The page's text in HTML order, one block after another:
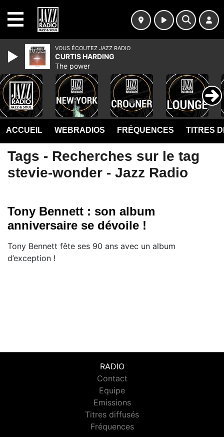
ACCUEIL WEBRADIOS FRÉQUENCES TITRES
Tags - Recherches sur le tag
stevie-wonder - Jazz Radio
Tony Bennett : son album
anniversaire se dévoile !
Tony Bennett fête ses 90 ans avec un album
d’exception !
RADIO
Contact
Equipe
Emissions
Titres diffusés
Fréquences
VOUS ÉCOUTEZ JAZZ RADIO
CURTIS HARDING
The power